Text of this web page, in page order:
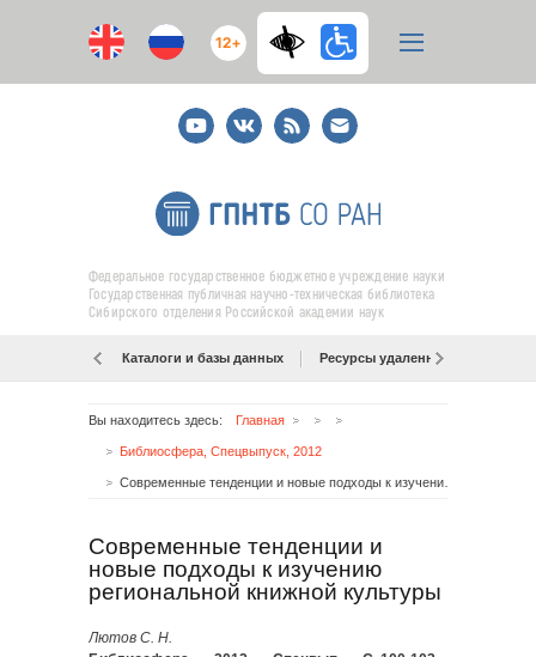
12+
YoutubeВКонтакте
RSS
E-
mail
подписка
Федеральное государственное бюджетное учреждение науки
Государственная публичная научно-техническая библиотека
Сибирского отделения Российской академии наук
Каталоги и базы данных Ресурсы удаленного доступа
Вы находитесь здесь: Главная
Библиосфера, Спецвыпуск, 2012
Современные тенденции и
новые подходы к изучению
региональной книжной культуры
Лютов С. Н.